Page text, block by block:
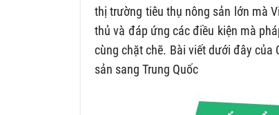
thị trường tiêu thụ nông sản lớn mà
thủ và đáp ứng các điều kiện mà
cùng chặt chẽ. Bài viết dưới đây của
sản sang Trung Quốc